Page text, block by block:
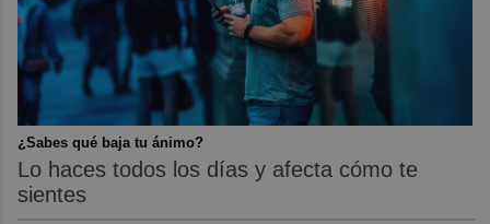
¿Sabes qué baja tu ánimo?
Lo haces todos los días y afecta cómo te
sientes